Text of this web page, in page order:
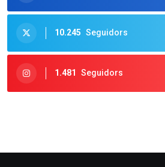
10.245 Seguidors
1.481 Seguidors